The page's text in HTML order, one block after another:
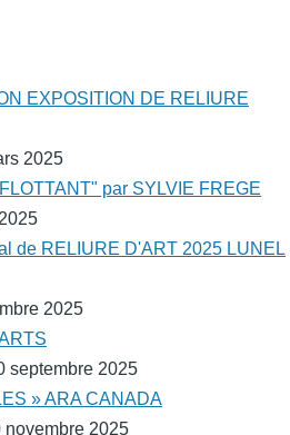
EXPOSITION DE RELIURE
2025
par SYLVIE FREGE
de RELIURE D'ART 2025 LUNEL
2025
septembre 2025
» ARA CANADA
novembre 2025